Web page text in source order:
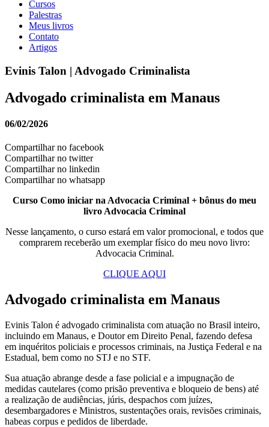
Cursos
Palestras
Meus livros
Contato
Artigos
Evinis Talon | Advogado Criminalista
Advogado criminalista em Manaus
06/02/2026
Compartilhar no facebook
Compartilhar no twitter
Compartilhar no linkedin
Compartilhar no whatsapp
Curso Como iniciar na Advocacia Criminal + bônus do meu
livro Advocacia Criminal
Nesse lançamento, o curso estará em valor promocional, e todos que
comprarem receberão um exemplar físico do meu novo livro:
Advocacia Criminal.
CLIQUE AQUI
Advogado criminalista em Manaus
Evinis Talon é advogado criminalista com atuação no Brasil inteiro,
incluindo em Manaus, e Doutor em Direito Penal, fazendo defesa
em inquéritos policiais e processos criminais, na Justiça Federal e na
Estadual, bem como no STJ e no STF.
Sua atuação abrange desde a fase policial e a impugnação de
medidas cautelares (como prisão preventiva e bloqueio de bens) até
a realização de audiências, júris, despachos com juízes,
desembargadores e Ministros, sustentações orais, revisões criminais,
habeas corpus e pedidos de liberdade.